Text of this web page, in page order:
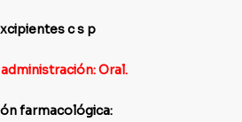
c s p
Oral.
farmacológica: